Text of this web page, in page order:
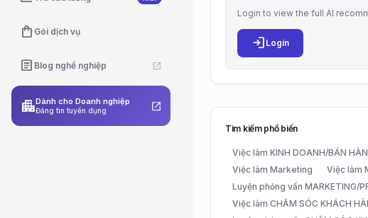
shopping_bag Gói dịch vụ
article Blog nghề nghiệp open_in_new
apartmentDành cho Doanh nghiệp
Đăng tin tuyển dụng open_in_new
Login to view the full AI
login Login
Tìm kiếm phổ biến
Việc làm KINH DOANH/BÁN
Việc làm Marketing
Việc làm
Luyện phỏng vấn MARKETING/
Việc làm CHĂM SÓC KHÁCH